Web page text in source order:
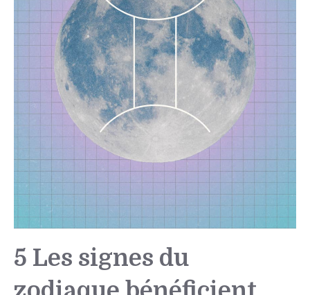
5 Les signes du